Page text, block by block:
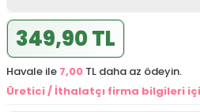
349,90 TL
Havale ile 7,00 TL daha az ödeyin.
Üretici / İthalatçı firma bilgileri